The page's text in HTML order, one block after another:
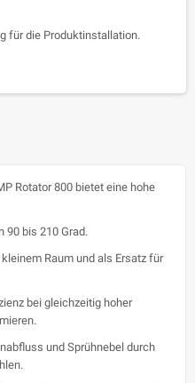
für die Produktinstallation.
Rotator 800 bietet eine hohe
90 bis 210 Grad.
Raum und als Ersatz für
bei gleichzeitig hoher
und Sprühnebel durch